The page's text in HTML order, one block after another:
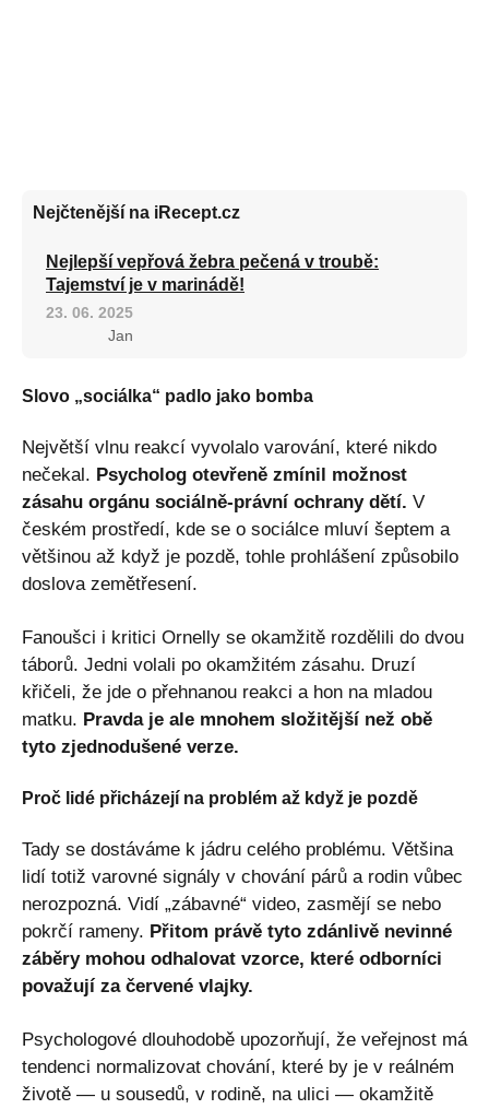
Nejčtenější na iRecept.cz
Nejlepší vepřová žebra pečená v troubě:
Tajemství je v marinádě!
23. 06. 2025
Jan
Slovo „sociálka“ padlo jako bomba
Největší vlnu reakcí vyvolalo varování, které nikdo
nečekal. Psycholog otevřeně zmínil možnost
zásahu orgánu sociálně-právní ochrany dětí. V
českém prostředí, kde se o sociálce mluví šeptem a
většinou až když je pozdě, tohle prohlášení způsobilo
doslova zemětřesení.
Fanoušci i kritici Ornelly se okamžitě rozdělili do dvou
táborů. Jedni volali po okamžitém zásahu. Druzí
křičeli, že jde o přehnanou reakci a hon na mladou
matku. Pravda je ale mnohem složitější než obě
tyto zjednodušené verze.
Proč lidé přicházejí na problém až když je pozdě
Tady se dostáváme k jádru celého problému. Většina
lidí totiž varovné signály v chování párů a rodin vůbec
nerozpozná. Vidí „zábavné“ video, zasmějí se nebo
pokrčí rameny. Přitom právě tyto zdánlivě nevinné
záběry mohou odhalovat vzorce, které odborníci
považují za červené vlajky.
Psychologové dlouhodobě upozorňují, že veřejnost má
tendenci normalizovat chování, které by je v reálném
životě — u sousedů, v rodině, na ulici — okamžitě